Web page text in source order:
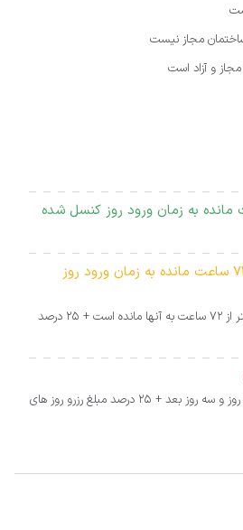
مجاز نیست
مجاز و آزاد است
لغو رزرو در کمتر از 72 ساعت مانده به زمان ورود روز
100 درصد روز هایی که کمتر از 72 ساعت به آنها مانده است + 25 درصد
100 درصد مبلغ رزرو همان روز و سه روز بعد + 25 درصد مبلغ رزرو روز های